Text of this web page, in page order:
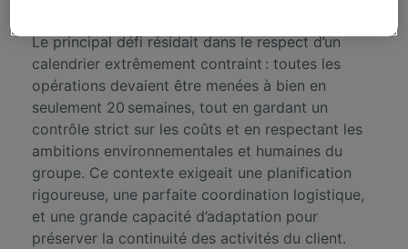
Le principal défi résidait dans le respect d’un
calendrier extrêmement contraint : toutes les
opérations devaient être menées à bien en
seulement 20 semaines, tout en gardant un
contrôle strict sur les coûts et en respectant les
ambitions environnementales et humaines du
groupe. Ce contexte exigeait une planification
rigoureuse, une parfaite coordination logistique,
et une grande capacité d’adaptation pour
préserver la continuité des activités du client.